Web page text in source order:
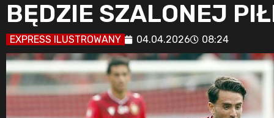
BĘDZIE SZALONEJ
EXPRESS ILUSTROWANY 04.04.2026 08:24